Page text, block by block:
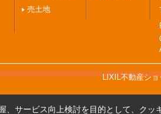
売土地
LIXIL不動産シ
、サービス向上検討を目的として、クッ